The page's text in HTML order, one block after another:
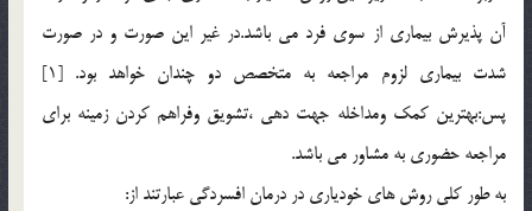
آن پذيرش بيماری از سوی فرد می باشد.در غير اين صورت و در صورت
شدت بيماری لزوم مراجعه به متخصص دو چندان خواهد بود. [1]
پس:بهترين کمک ومداخله جهت دهي ،تشويق وفراهم کردن زمينه براي
مراجعه حضوري به مشاور مي باشد.
به طور كلي روش هاي خودياري در درمان افسردگي عبارتند از: